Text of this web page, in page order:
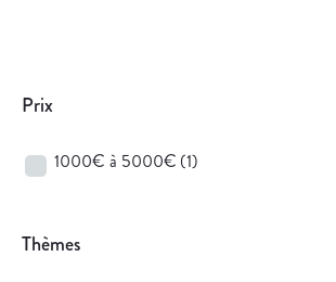
Prix
1000€ à 5000€ (1)
Thèmes